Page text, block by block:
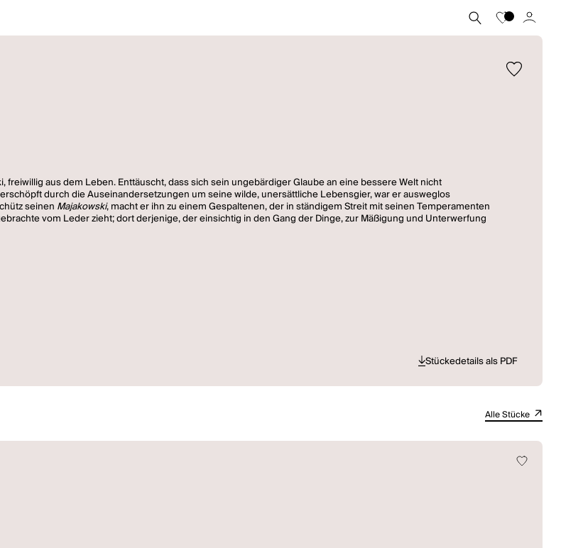
aus dem Leben. Enttäuscht, dass sich sein ungebärdiger Glaube an eine bessere Welt nicht
durch die Auseinandersetzungen um seine wilde, unersättliche Lebensgier, war er ausweglos
seinen Majakowski, macht er ihn zu einem Gespaltenen, der in ständigem Streit mit seinen Temperamenten
vom Leder zieht; dort derjenige, der einsichtig in den Gang der Dinge, zur Mäßigung und Unterwerfung
Stückedetails als PDF
Alle Stücke